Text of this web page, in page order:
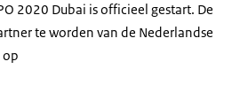
2020 Dubai is officieel gestart. De
te worden van de Nederlandse
op